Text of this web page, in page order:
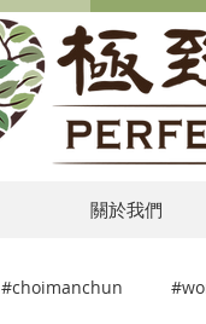
關於我們
#choimanchun